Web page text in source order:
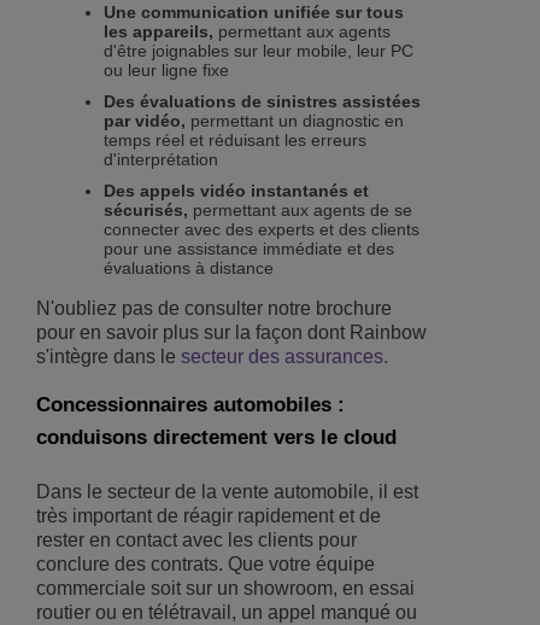
Une communication unifiée sur tous
les appareils, permettant aux agents
d'être joignables sur leur mobile, leur PC
ou leur ligne fixe
Des évaluations de sinistres assistées
par vidéo, permettant un diagnostic en
temps réel et réduisant les erreurs
d'interprétation
Des appels vidéo instantanés et
sécurisés, permettant aux agents de se
connecter avec des experts et des clients
pour une assistance immédiate et des
évaluations à distance
N'oubliez pas de consulter notre brochure
pour en savoir plus sur la façon dont Rainbow
s'intègre dans le secteur des assurances.
Concessionnaires automobiles :
conduisons directement vers le cloud
Dans le secteur de la vente automobile, il est
très important de réagir rapidement et de
rester en contact avec les clients pour
conclure des contrats. Que votre équipe
commerciale soit sur un showroom, en essai
routier ou en télétravail, un appel manqué ou